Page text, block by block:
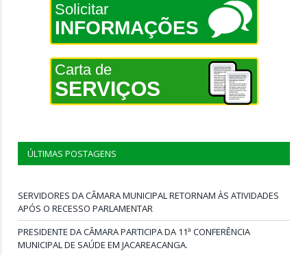
Solicitar
INFORMAÇÕES
Carta de
SERVIÇOS
ÚLTIMAS POSTAGENS
SERVIDORES DA CÂMARA MUNICIPAL RETORNAM ÀS ATIVIDADES
APÓS O RECESSO PARLAMENTAR
PRESIDENTE DA CÂMARA PARTICIPA DA 11ª CONFERÊNCIA
MUNICIPAL DE SAÚDE EM JACAREACANGA.